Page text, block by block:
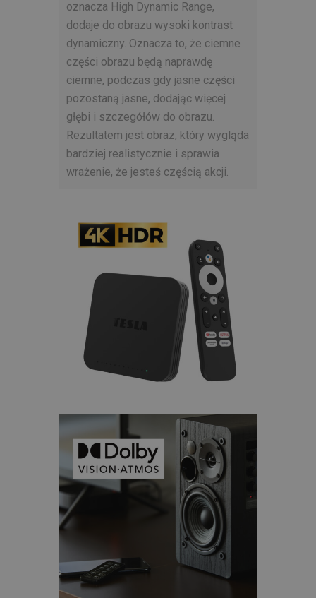
oznacza High Dynamic Range,
dodaje do obrazu wysoki kontrast
dynamiczny. Oznacza to, że ciemne
części obrazu będą naprawdę
ciemne, podczas gdy jasne części
pozostaną jasne, dodając więcej
głębi i szczegółów do obrazu.
Rezultatem jest obraz, który wygląda
bardziej realistycznie i sprawia
wrażenie, że jesteś częścią akcji.